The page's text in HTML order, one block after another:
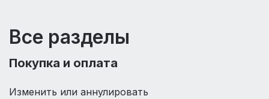
Все разделы
Покупка и оплата
Изменить или аннулировать